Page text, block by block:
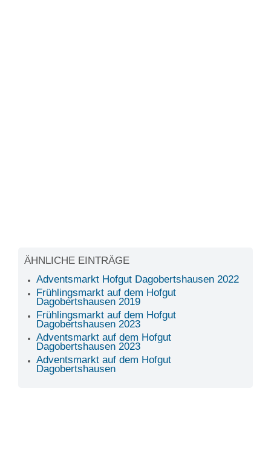
ÄHNLICHE EINTRÄGE
Adventsmarkt Hofgut Dagobertshausen 2022
Frühlingsmarkt auf dem Hofgut
Dagobertshausen 2019
Frühlingsmarkt auf dem Hofgut
Dagobertshausen 2023
Adventsmarkt auf dem Hofgut
Dagobertshausen 2023
Adventsmarkt auf dem Hofgut
Dagobertshausen